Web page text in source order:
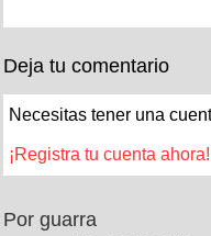
Deja tu comentario
Necesitas tener una
¡Registra tu cuenta ahora!
Por guarra